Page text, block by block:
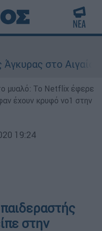
στο Αιγαίο:
μυαλό: Το Netflix έφερε
έχουν κρυφό νο1 στην
19:24
στην